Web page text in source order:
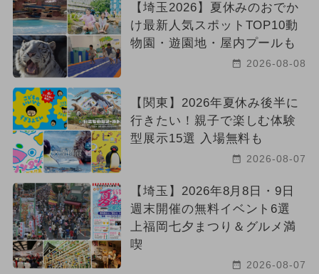
【埼玉2026】夏休みのおでか
け最新人気スポットTOP10動
物園・遊園地・屋内プールも
2026-08-08
【関東】2026年夏休み後半に
行きたい！親子で楽しむ体験
型展示15選 入場無料も
2026-08-07
【埼玉】2026年8月8日・9日
週末開催の無料イベント6選
上福岡七夕まつり＆グルメ満
喫
2026-08-07